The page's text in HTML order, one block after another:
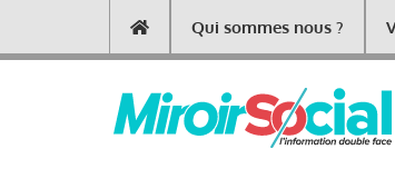
contenu
Main
navigation
Qui sommes nous ?